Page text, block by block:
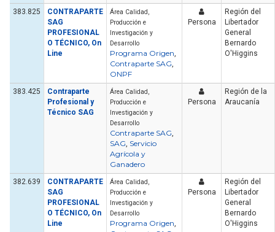
383.825
CONTRAPARTE
SAG
PROFESIONAL
O TÉCNICO, On
Line
Área Calidad,
Producción e
Investigación y
Desarrollo
Programa Origen,
Contraparte SAG,
ONPF
Persona
Región del
Libertador
General
Bernardo
O'Higgins
383.425
Contraparte
Profesional y
Técnico SAG
Área Calidad,
Producción e
Investigación y
Desarrollo
Contraparte SAG,
SAG, Servicio
Agrícola y
Ganadero
Persona
Región de la
Araucanía
382.639
CONTRAPARTE
SAG
PROFESIONAL
O TÉCNICO, On
Line
Área Calidad,
Producción e
Investigación y
Desarrollo
Programa Origen,
Persona
Región del
Libertador
General
Bernardo
O'Higgins